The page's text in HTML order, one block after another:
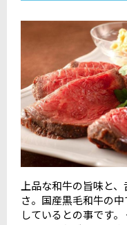
上品な和牛の旨味と
さ。国産黒毛和牛の
しているとの事です